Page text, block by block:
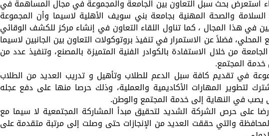
استعرض بحث سبل التعاون بين الجامعة والمجموعة في مجال المساهمة في
السلامة والصحة المهنية بجامعة بني سويف الأهلية لاسيما وأن المجموعة
في هذا المجال ، كما تناول اللقاء التعاون في إنشاء مركز للكشف الوقائي
فضلاً عن الاستمرار في تنفيذ بروتوكولات التعاون بين الجانبين لاسيما
من خلال الاستفادة بالكوادر الفنية المتميزة بالمصنع، وتنفيذ عدد من
المجتمع.
في تقديم كافة سبل الدعم للطلاب وتأهيل و تدريب العديد من الطلاب
لتطوير المهارات الأكاديمية والعملية، وذلك حرصا منها على دفع عجله
يصب في النهاية إلى خدمة المجتمع والوطن.
على حرص الشركة الشديد لتحقيق مبدأ المشاركة المجتمعية لا سيما مع
والتي حققت العديد من الإنجازات حتى وصلت إلى مرتبة متقدمة على